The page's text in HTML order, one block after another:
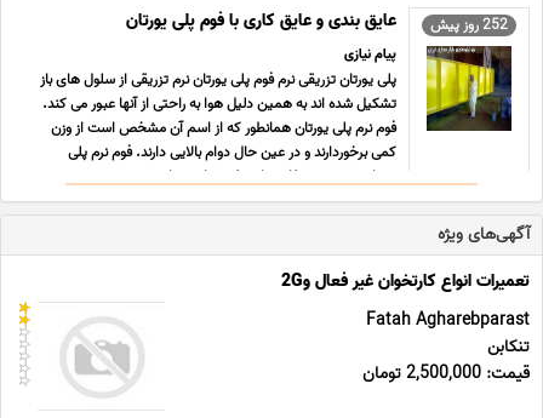
252 روز پیش عایق بندی و عایق کاری با فوم پلی یورتان
پیام نیازی
پلی یورتان تزریقی نرم فوم پلی یورتان نرم تزریقی از سلول های باز
تشکیل شده اند به همین دلیل هوا به راحتی از آنها عبور می کند.
فوم نرم پلی یورتان همانطور که از اسم آن مشخص است از وزن
کمی برخوردارند و در عین حال دوام بالایی دارند. فوم نرم پلی
یورتان درجه ی متفاوتی از سفتی دارد و دان ... ...
آگهی‌های ویژه
تعمیرات انواع کارتخوان غیر فعال و2G
Fatah Agharebparast
تنکابن
قیمت: 2,500,000 تومان